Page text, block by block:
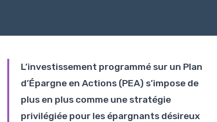
L’investissement programmé sur un Plan
d’Épargne en Actions (PEA) s’impose de
plus en plus comme une stratégie
privilégiée pour les épargnants désireux